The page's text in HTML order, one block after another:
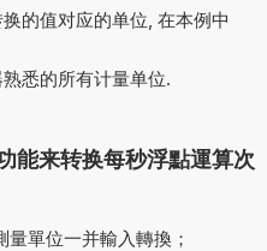
的值对应的单位, 在本例中
悉的所有计量单位.
能来转换每秒浮點運算次
單位一并輸入轉換；